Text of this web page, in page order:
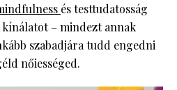
és testtudatosság
kínálatot – mindezt annak
szabadjára tudd engedni
nőiességed.